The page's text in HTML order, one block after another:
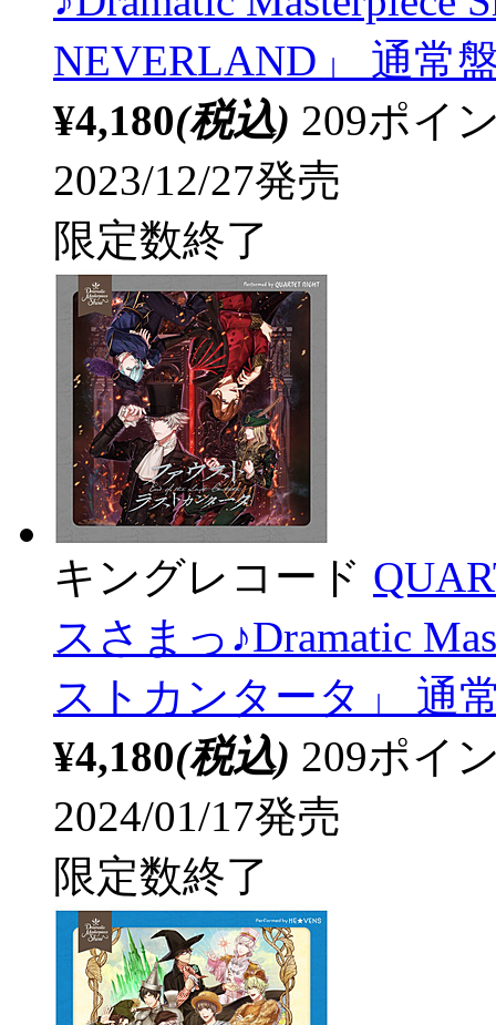
NEVERLAND」 通常
¥4,180(税込) 209ポイ
2023/12/27発売
限定数終了
キングレコード
スさまっ♪Dramatic
ストカンタータ」 通
¥4,180(税込) 209ポイ
2024/01/17発売
限定数終了